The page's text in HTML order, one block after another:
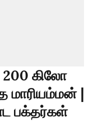
200 கிலோ
|
பக்தர்கள்